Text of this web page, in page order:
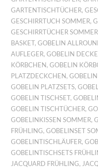
GARTENTISCHTÜCHER,
GESCHIRRTUCH SOMMER,
GESCHIRRTÜCHER SOMMER
BASKET,GOBELIN
AUFLEGER,GOBELIN
KÖRBCHEN ,GOBELIN
PLATZDECKCHEN ,
GOBELIN PLATZSETS,
GOBELIN TISCHSET,
GOBELIN TISCHTÜCHER,
GOBELINKISSEN SOMMER,
FRÜHLING,GOBELINSET
GOBELINTISCHLÄUFER,
GOBELINTISCHSETS
JACQUARD FRÜHLING,